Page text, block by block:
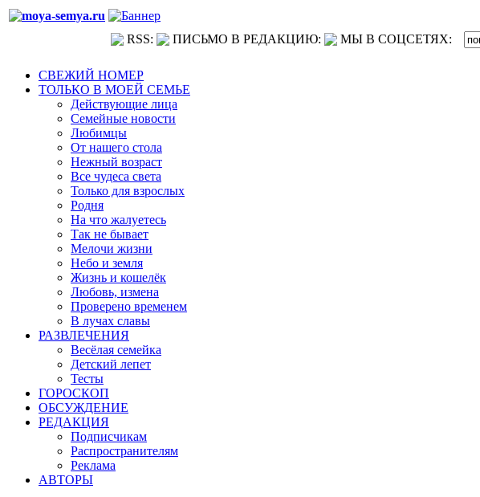
RSS: ПИСЬМО В РЕДАКЦИЮ: МЫ В СОЦСЕТЯХ:
СВЕЖИЙ НОМЕР
ТОЛЬКО В МОЕЙ СЕМЬЕ
Действующие лица
Семейные новости
Любимцы
От нашего стола
Нежный возраст
Все чудеса света
Только для взрослых
Родня
На что жалуетесь
Так не бывает
Мелочи жизни
Небо и земля
Жизнь и кошелёк
Любовь, измена
Проверено временем
В лучах славы
РАЗВЛЕЧЕНИЯ
Весёлая семейка
Детский лепет
Тесты
ГОРОСКОП
ОБСУЖДЕНИЕ
РЕДАКЦИЯ
Подписчикам
Распространителям
Реклама
АВТОРЫ